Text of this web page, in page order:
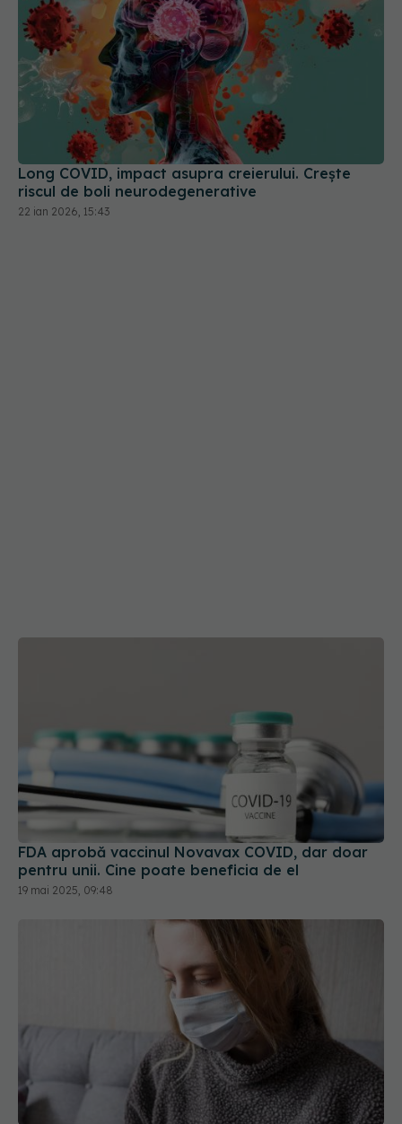
Long COVID, impact asupra creierului. Crește
riscul de boli neurodegenerative
22 ian 2026, 15:43
FDA aprobă vaccinul Novavax COVID, dar doar
pentru unii. Cine poate beneficia de el
19 mai 2025, 09:48